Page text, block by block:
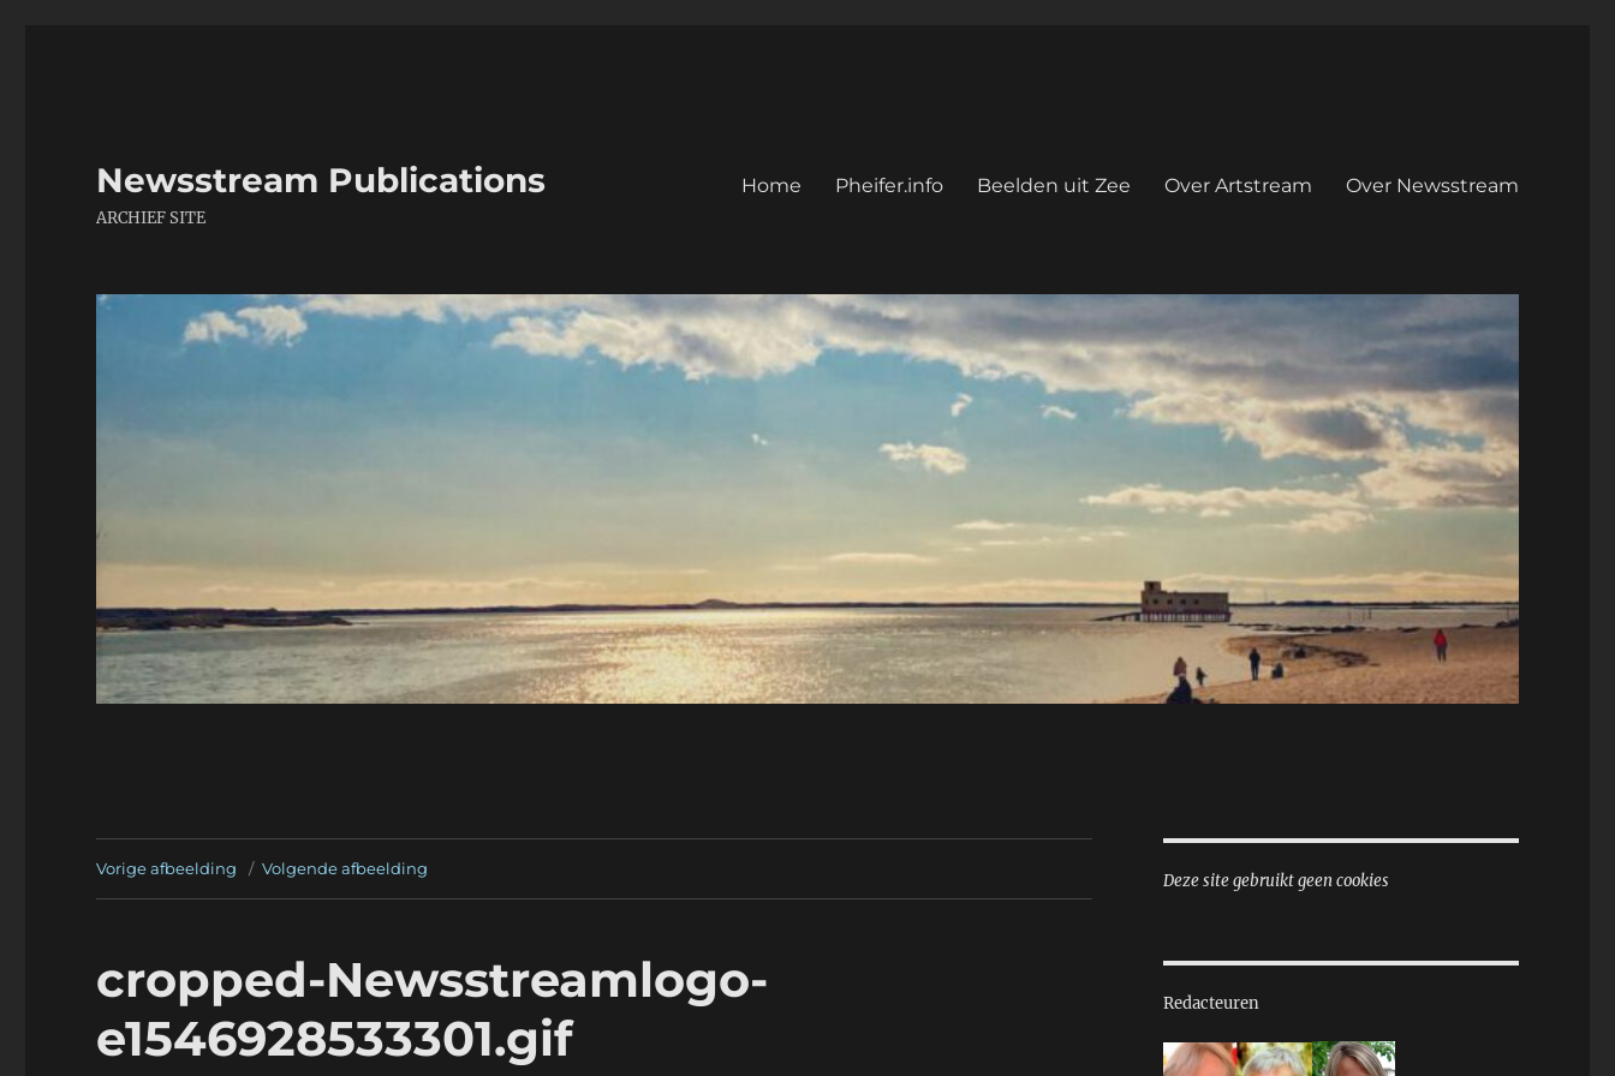
Newsstream Publications
ARCHIEF SITE
Home Pheifer.info Beelden uit Zee Over Artstream Over Newsstream
Vorige afbeelding Volgende afbeelding
cropped-Newsstreamlogo-
e1546928533301.gif
Deze site gebruikt geen cookies
Redacteuren